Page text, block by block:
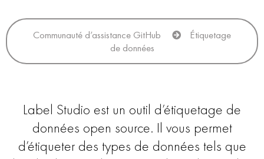
Communauté d’assistance GitHub
Étiquetage
de données
Label Studio est un outil d’étiquetage de
données open source. Il vous permet
d’étiqueter des types de données tels que